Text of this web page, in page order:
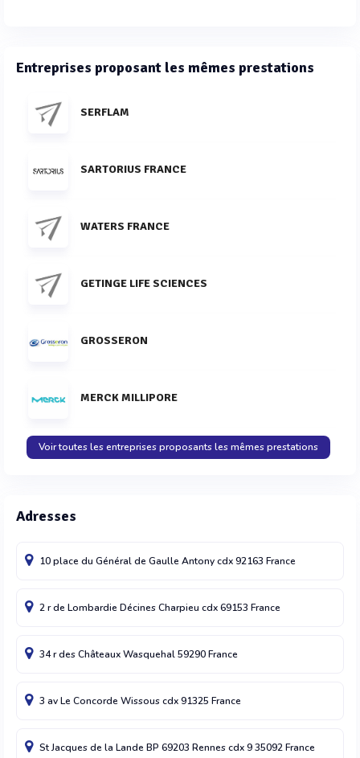
Entreprises proposant les mêmes prestations
SERFLAM
SARTORIUS FRANCE
WATERS FRANCE
GETINGE LIFE SCIENCES
GROSSERON
MERCK MILLIPORE
Voir toutes les entreprises proposants les mêmes prestations
Adresses
10 place du Général de Gaulle Antony cdx92163 France
2 r de Lombardie Décines Charpieu cdx69153 France
34 r des ChâteauxWasquehal59290France
3 av Le Concorde Wissous cdx91325 France
St Jacques de la Lande BP 69203 Rennes cdx 935092France